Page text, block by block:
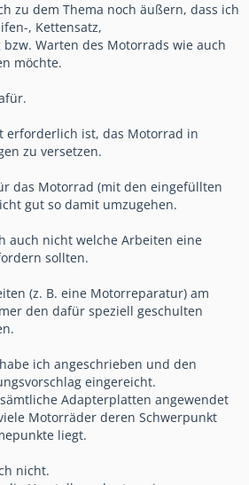
zu dem Thema noch äußern, dass ich
, Kettensatz,
Warten des Motorrads wie auch
möchte.
erforderlich ist, das Motorrad in
zu versetzen.
das Motorrad (mit den eingefüllten
gut so damit umzugehen.
auch nicht welche Arbeiten eine
sollten.
(z. B. eine Motorreparatur) am
den dafür speziell geschulten
ich angeschrieben und den
eingereicht.
Adapterplatten angewendet
Motorräder deren Schwerpunkt
liegt.
nicht.